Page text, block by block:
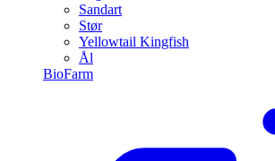
Sandart
Stør
Yellowtail Kingfish
Ål
BioFarm